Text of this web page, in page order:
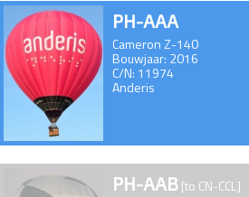
PH-AAA
Cameron Z-140
Bouwjaar: 2016
C/N: 11974
Anderis
PH-AAB[to CN-CCL]